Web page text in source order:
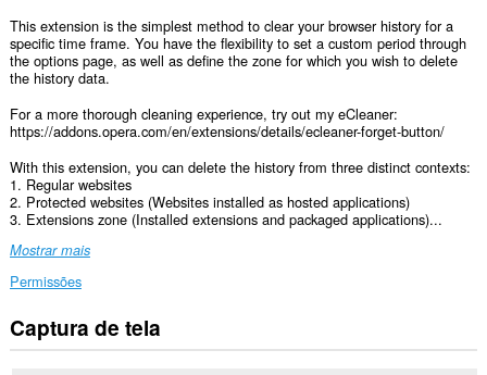
This extension is the simplest method to clear your browser history for a
specific time frame. You have the flexibility to set a custom period through
the options page, as well as define the zone for which you wish to delete
the history data.
For a more thorough cleaning experience, try out my eCleaner:
https://addons.opera.com/en/extensions/details/ecleaner-forget-button/
With this extension, you can delete the history from three distinct contexts:
1. Regular websites
2. Protected websites (Websites installed as hosted applications)
3. Extensions zone (Installed extensions and packaged applications)...
Mostrar mais
Permissões
This
extension
Captura de tela